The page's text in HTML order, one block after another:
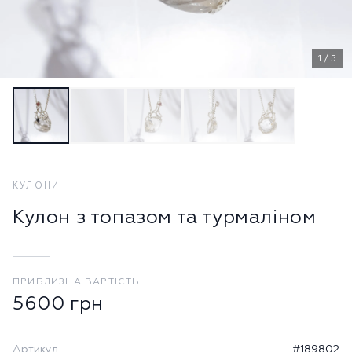
1 / 5
КУЛОНИ
Кулон з топазом та турмаліном
ПРИБЛИЗНА ВАРТІСТЬ
5600 грн
Артикул #189802